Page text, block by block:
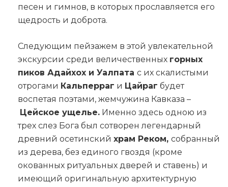
песен и гимнов, в которых прославляется его
щедрость и доброта.
Следующим пейзажем в этой увлекательной
экскурсии среди величественных горных
пиков Адайхох и Уалпата с их скалистыми
отрогами Кальперраг и Цайраг будет
воспетая поэтами, жемчужина Кавказа –
Цейское ущелье. Именно здесь одною из
трех слез Бога был сотворен легендарный
древний осетинский храм Реком, собранный
из дерева, без единого гвоздя (кроме
окованных ритуальных дверей и ставень) и
имеющий оригинальную архитектурную